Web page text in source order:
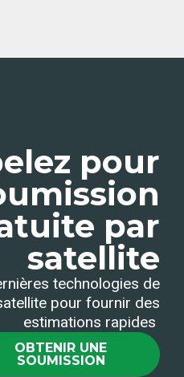
pour
par
satellite
technologies de
pour fournir des
estimations rapides
OBTENIR UNE
SOUMISSION